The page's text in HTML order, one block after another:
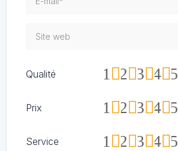
Qualité 5
4
3
2
1
Prix 5
4
3
2
1
Service 5
4
3
2
1